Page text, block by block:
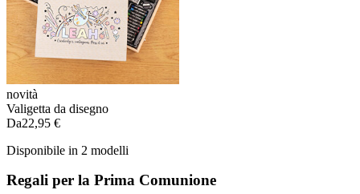
novità
Valigetta da disegno
Da22,95 €
Disponibile in 2 modelli
Regali per la Prima Comunione